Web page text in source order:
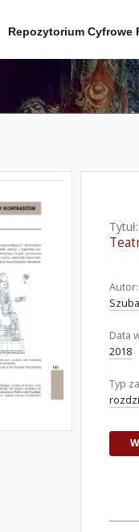
Repozytorium
Tytuł:
Autor:
Data
2018
Typ